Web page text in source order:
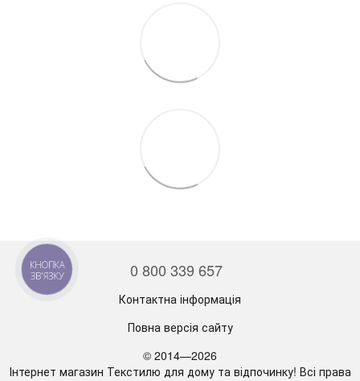
0 800 339 657
Контактна інформація
Повна версія сайту
© 2014—2026
Інтернет магазин Текстилю для дому та відпочинку! Всі права
КНОПКА
ЗВ'ЯЗКУ